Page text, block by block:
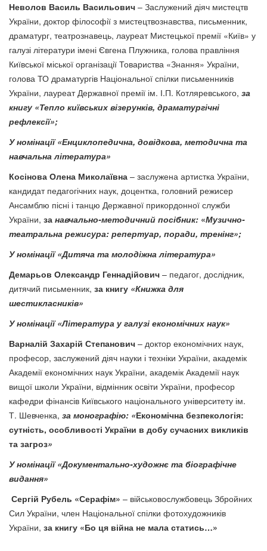
Неволов Василь Васильович – Заслужений діяч мистецтв
України, доктор філософії з мистецтвознавства, письменник,
драматург, театрознавець, лауреат Мистецької премії «Київ» у
галузі літератури імені Євгена Плужника, голова правління
Київської міської організації Товариства «Знання» України,
голова ТО драматургів Національної спілки письменників
України, лауреат Державної премії ім. І.П. Котляревського, за
книгу «Тепло київських візерунків, драматургічні
рефлексії»;
У номінації «Енциклопедична, довідкова, методична та
навчальна література»
Косінова Олена Миколаївна – заслужена артистка України,
кандидат педагогічних наук, доцентка, головний режисер
Ансамблю пісні і танцю Державної прикордонної служби
України, за навчально-методичний посібник: «Музично-
театральна режисура: репертуар, поради, тренінг»;
У номінації «Дитяча та молодіжна література»
Демарьов Олександр Геннадійович – педагог, дослідник,
дитячий письменник, за книгу «Книжка для
шестикласників»
У номінації «Література у галузі економічних наук»
Варналій Захарій Степанович – доктор економічних наук,
професор, заслужений діяч науки і техніки України, академік
Академії економічних наук України, академік Академії наук
вищої школи України, відмінник освіти України, професор
кафедри фінансів Київського національного університету ім.
Т. Шевченка, за монографію: «Економічна безпекологія:
сутність, особливості України в добу сучасних викликів
та загроз»
У номінації «Документально-художнє та біографічне
видання»
Сергій Рубель «Серафім» – військовослужбовець Збройних
Сил України, член Національної спілки фотохудожників
України, за книгу «Бо ця війна не мала статись…»